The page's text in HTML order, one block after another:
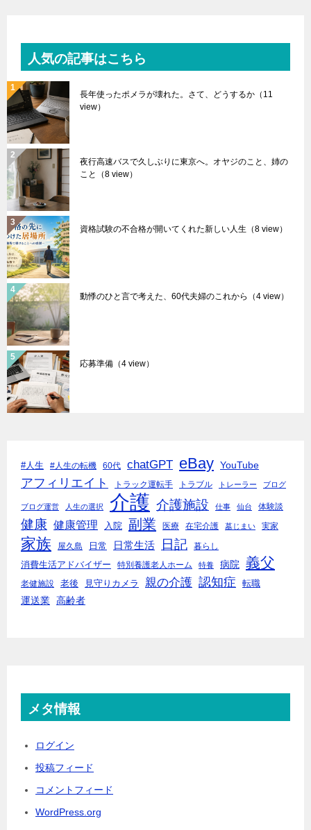
人気の記事はこちら
長年使ったポメラが壊れた。さて、どうするか （11
view）
夜行高速バスで久しぶりに東京へ。オヤジのこと、姉の
こと
（8 view）
資格試験の不合格が開いてくれた新しい人生 （8 view）
動悸のひと言で考えた、60代夫婦のこれから （4 view）
応募準備 （4 view）
#人生 #人生の転機 60代 chatGPT eBay YouTube
アフィリエイト トラック運転手 トラブル トレーラー ブログ
ブログ運営 人生の選択 介護 介護施設 仕事 仙台 体験談
健康 健康管理 入院 副業 医療 在宅介護 墓じまい 実家
家族 屋久島 日常 日常生活 日記 暮らし
消費生活アドバイザー 特別養護老人ホーム 特養 病院 義父
老健施設 老後 見守りカメラ 親の介護 認知症 転職
運送業 高齢者
メタ情報
ログイン
投稿フィード
コメントフィード
WordPress.org